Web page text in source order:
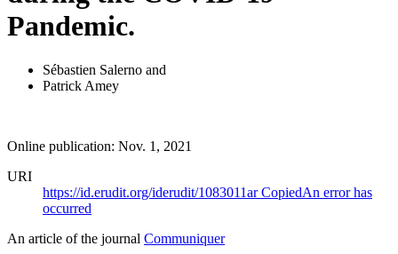
Pandemic.
Sébastien Salerno and
Patrick Amey
Online publication: Nov. 1, 2021
URI
https://id.erudit.org/iderudit/1083011arCopiedAn error has
occurred
An article of the journal Communiquer